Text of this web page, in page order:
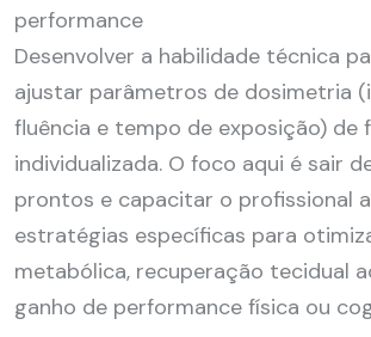
performance
Desenvolver a habilidade técnica
ajustar parâmetros de dosimetria
fluência e tempo de exposição) de
individualizada. O foco aqui é sair
prontos e capacitar o profissional
estratégias específicas para
metabólica, recuperação tecidual
ganho de performance física ou